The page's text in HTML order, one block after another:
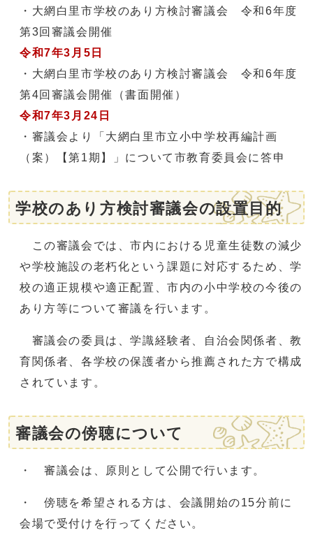
・大網白里市学校のあり方検討審議会 令和6年度
第3回審議会開催
令和7年3月5日
・大網白里市学校のあり方検討審議会 令和6年度
第4回審議会開催（書面開催）
令和7年3月24日
・審議会より「大網白里市立小中学校再編計画
（案）【第1期】」について市教育委員会に答申
学校のあり方検討審議会の設置目的
この審議会では、市内における児童生徒数の減少
や学校施設の老朽化という課題に対応するため、学
校の適正規模や適正配置、市内の小中学校の今後の
あり方等について審議を行います。
審議会の委員は、学識経験者、自治会関係者、教
育関係者、各学校の保護者から推薦された方で構成
されています。
審議会の傍聴について
・ 審議会は、原則として公開で行います。
・ 傍聴を希望される方は、会議開始の15分前に
会場で受付けを行ってください。